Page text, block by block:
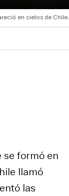
en cielos de Chile.
se formó en
llamó
las